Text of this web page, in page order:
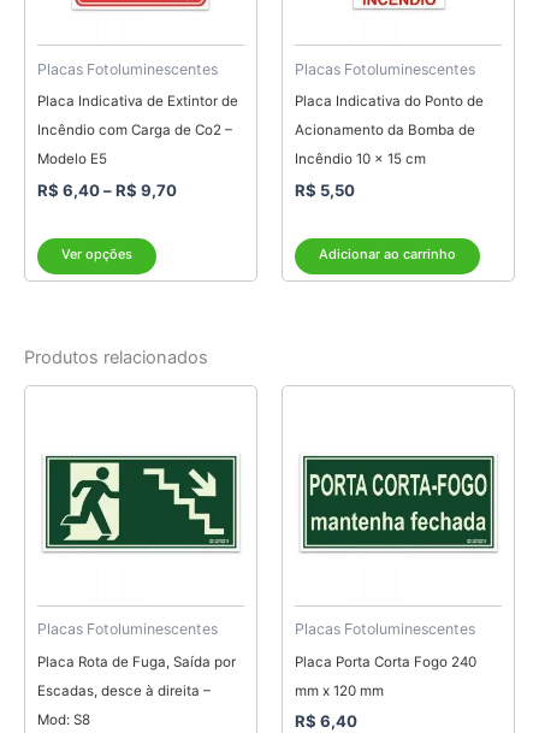
Placas Fotoluminescentes
Placa Indicativa de Extintor de
Incêndio com Carga de Co2 –
Modelo E5
R$ 6,40–R$ 9,70
Ver opções
opções
podem
ser
escolhidas
na
página
do
Placas Fotoluminescentes
Placa Indicativa do Ponto de
Acionamento da Bomba de
Incêndio 10 x 15 cm
R$ 5,50
Adicionar ao carrinho
Produtos relacionados
Placas Fotoluminescentes
Placa Rota de Fuga, Saída por
Escadas, desce à direita –
Mod: S8
R$ 7,20
através
R$ 10,70
tem
várias
variantes.
As
podem
ser
escolhidas
na
página
Placas Fotoluminescentes
Placa Porta Corta Fogo 240
mm x 120 mm
R$ 6,40